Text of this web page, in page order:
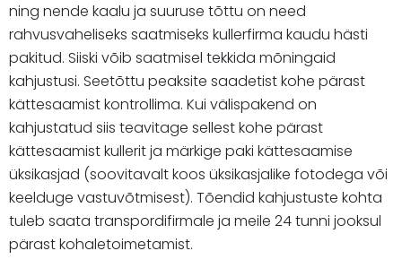
ning nende kaalu ja suuruse tõttu on need
rahvusvaheliseks saatmiseks kullerfirma kaudu hästi
pakitud. Siiski võib saatmisel tekkida mõningaid
kahjustusi. Seetõttu peaksite saadetist kohe pärast
kättesaamist kontrollima. Kui välispakend on
kahjustatud siis teavitage sellest kohe pärast
kättesaamist kullerit ja märkige paki kättesaamise
üksikasjad (soovitavalt koos üksikasjalike fotodega või
keelduge vastuvõtmisest). Tõendid kahjustuste kohta
tuleb saata transpordifirmale ja meile 24 tunni jooksul
pärast kohaletoimetamist.